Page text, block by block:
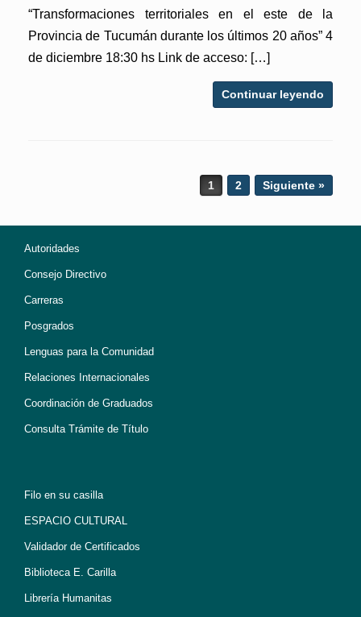
“Transformaciones territoriales en el este de la
Provincia de Tucumán durante los últimos 20 años” 4
de diciembre 18:30 hs Link de acceso: […]
Continuar leyendo
1 2 Siguiente »
Autoridades
Consejo Directivo
Carreras
Posgrados
Lenguas para la Comunidad
Relaciones Internacionales
Coordinación de Graduados
Consulta Trámite de Título
Filo en su casilla
ESPACIO CULTURAL
Validador de Certificados
Biblioteca E. Carilla
Librería Humanitas